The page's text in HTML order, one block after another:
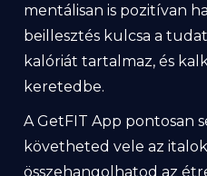
mentálisan is pozitívan
beillesztés kulcsa a
kalóriát tartalmaz, és
keretedbe.
A GetFIT App pontosan
követheted vele az
összehangolhatod az